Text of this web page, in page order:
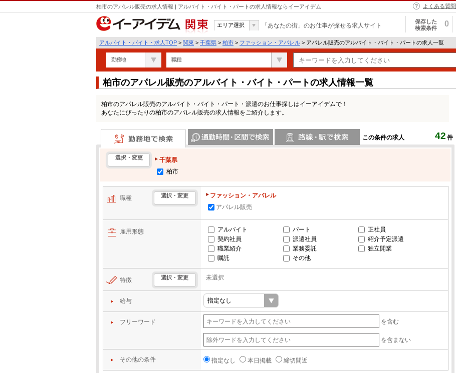
柏市のアパレル販売の求人情報 | アルバイト・バイト・パートの求人情報ならイーアイデム よくある質問
関東
エリア選択 「あなたの街」のお仕事が探せる求人サイト
保存した
検索条件
0
アルバイト・バイト・求人TOP > 関東 > 千葉県 > 柏市 > ファッション・アパレル > アパレル販売のアルバイト・バイト・パートの求人一覧
勤務地 職種
柏市のアパレル販売のアルバイト・バイト・パートの求人情報一覧
柏市のアパレル販売のアルバイト・バイト・パート・派遣のお仕事探しはイーアイデムで！
あなたにぴったりの柏市のアパレル販売の求人情報をご紹介します。
この条件の求人 42 件
勤務地で検索
選択・変更
千葉県
柏市
職種 選択・変更
ファッション・アパレル
アパレル販売
雇用形態 アルバイト パート
正社員
契約社員
派遣社員
紹介予定派遣
職業紹介
業務委託
独立開業
嘱託
その他
特徴 選択・変更 未選択
給与
フリーワード を含む
を含まない
その他の条件 指定なし 本日掲載 締切間近